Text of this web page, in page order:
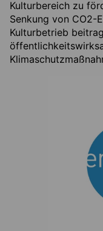
Kulturbereich zu
Senkung von CO2-
Kulturbetrieb